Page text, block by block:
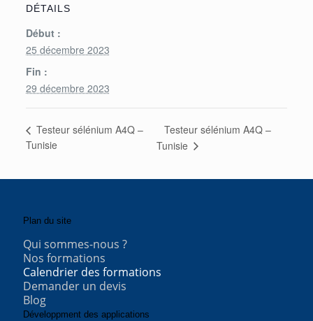
DÉTAILS
Début :
25 décembre 2023
Fin :
29 décembre 2023
Testeur sélénium A4Q –
Tunisie
Testeur sélénium A4Q –
Tunisie
Plan du site
Qui sommes-nous ?
Nos formations
Calendrier des formations
Demander un devis
Blog
Développment des applications